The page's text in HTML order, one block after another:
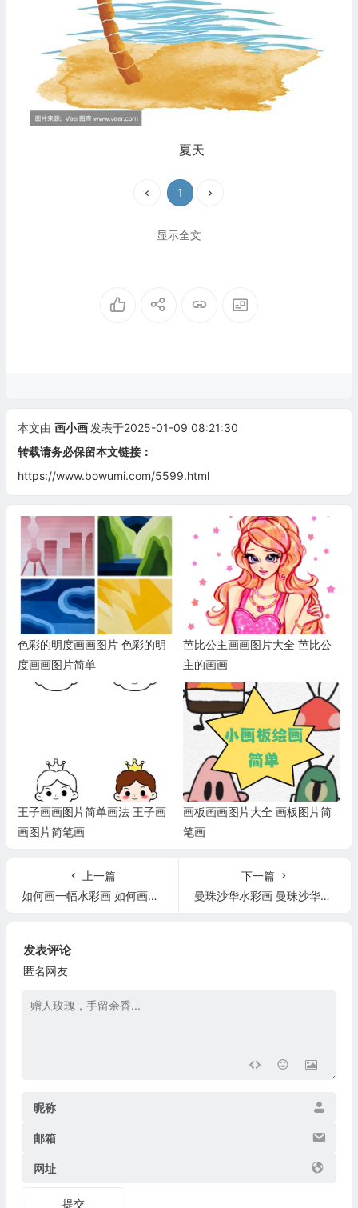
夏天
1
显示全文
本文由 画小画 发表于2025-01-09 08:21:30
转载请务必保留本文链接：
https://www.bowumi.com/5599.html
色彩的明度画画图片 色彩的明
度画画图片简单
芭比公主画画图片大全 芭比公
主的画画
王子画画图片简单画法 王子画
画图片简笔画
画板画画图片大全 画板图片简
笔画
上一篇
如何画一幅水彩画 如何画一幅水彩画初学者
下一篇
曼珠沙华水彩画 曼珠沙华绘画教程
发表评论
匿名网友
昵称
邮箱
网址
提交